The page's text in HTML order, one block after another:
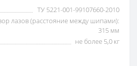
ТУ 5221-001-99107660-2010
лазов (расстояние между шипами):
315 мм
не более 5,0 кг